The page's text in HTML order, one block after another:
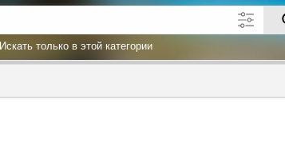
Искать только в этой категории